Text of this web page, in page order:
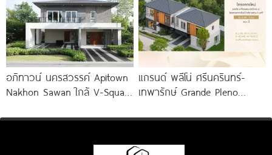
อภิทาวน์ นครสวรรค์ Apitown
Nakhon Sawan ใกล้ V-Square
แกรนด์ พลีโน่ ศรีนครินทร์-
เทพารักษ์ Grande Pleno
ใหม่ ใกล้ทางด่วน รถไฟฟ้า 2